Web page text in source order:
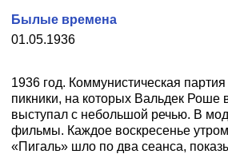
01.05.1936
Былые времена
1936 год. Коммунистическая
пикники, на которых Вальдек Роше
выступал с небольшой речью. В
фильмы. Каждое воскресенье
«Пигаль» шло по два сеанса,